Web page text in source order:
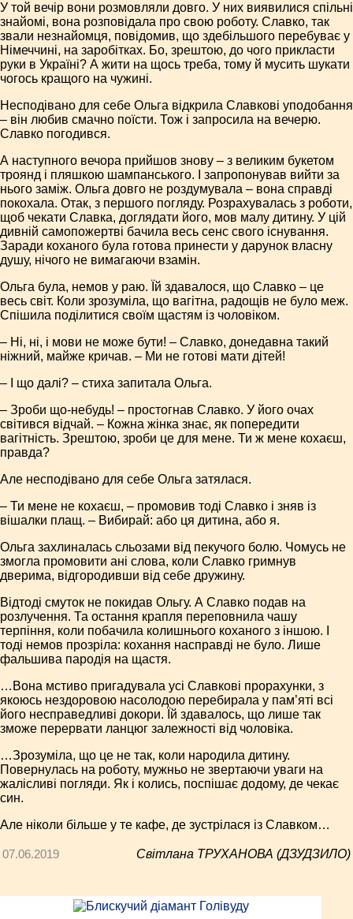
У той вечір вони розмовляли довго. У них виявилися спільні
знайомі, вона розповідала про свою роботу. Славко, так
звали незнайомця, повідомив, що здебільшого перебуває у
Німеччині, на заробітках. Бо, зрештою, до чого прикласти
руки в Україні? А жити на щось треба, тому й мусить шукати
чогось кращого на чужині.
Несподівано для себе Ольга відкрила Славкові уподобання
– він любив смачно поїсти. Тож і запросила на вечерю.
Славко погодився.
А наступного вечора прийшов знову – з великим букетом
троянд і пляшкою шампанського. І запропонував вийти за
нього заміж. Ольга довго не роздумувала – вона справді
покохала. Отак, з першого погляду. Розрахувалась з роботи,
щоб чекати Славка, доглядати його, мов малу дитину. У цій
дивній самопожертві бачила весь сенс свого існування.
Заради коханого була готова принести у дарунок власну
душу, нічого не вимагаючи взамін.
Ольга була, немов у раю. Їй здавалося, що Славко – це
весь світ. Коли зрозуміла, що вагітна, радощів не було меж.
Спішила поділитися своїм щастям із чоловіком.
– Ні, ні, і мови не може бути! – Славко, донедавна такий
ніжний, майже кричав. – Ми не готові мати дітей!
– І що далі? – стиха запитала Ольга.
– Зроби що-небудь! – простогнав Славко. У його очах
світився відчай. – Кожна жінка знає, як попередити
вагітність. Зрештою, зроби це для мене. Ти ж мене кохаєш,
правда?
Але несподівано для себе Ольга затялася.
– Ти мене не кохаєш, – промовив тоді Славко і зняв із
вішалки плащ. – Вибирай: або ця дитина, або я.
Ольга захлиналась сльозами від пекучого болю. Чомусь не
змогла промовити ані слова, коли Славко гримнув
дверима, відгородивши від себе дружину.
Відтоді смуток не покидав Ольгу. А Славко подав на
розлучення. Та остання крапля переповнила чашу
терпіння, коли побачила колишнього коханого з іншою. І
тоді немов прозріла: кохання насправді не було. Лише
фальшива пародія на щастя.
…Вона мстиво пригадувала усі Славкові прорахунки, з
якоюсь нездоровою насолодою перебирала у пам’яті всі
його несправедливі докори. Їй здавалось, що лише так
зможе перервати ланцюг залежності від чоловіка.
…Зрозуміла, що це не так, коли народила дитину.
Повернулась на роботу, мужньо не звертаючи уваги на
жалісливі погляди. Як і колись, поспішає додому, де чекає
син.
Але ніколи більше у те кафе, де зустрілася із Славком…
07.06.2019 Світлана ТРУХАНОВА (ДЗУДЗИЛО)